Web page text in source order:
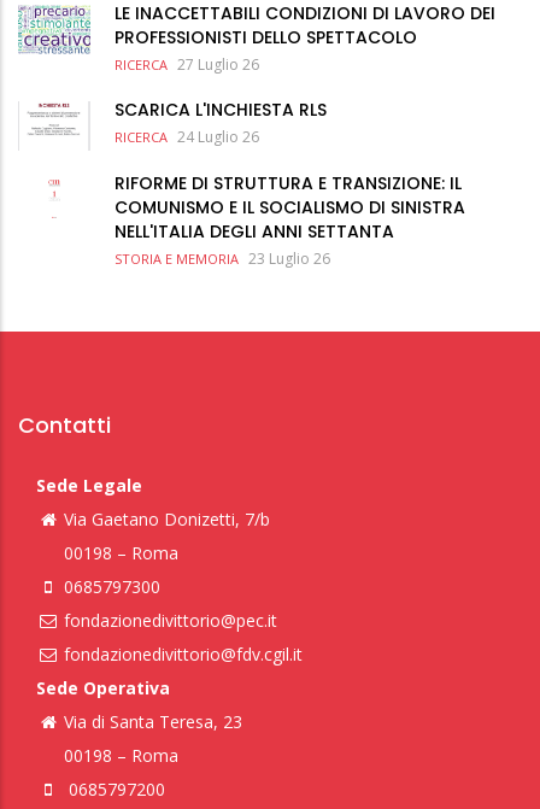
LE INACCETTABILI CONDIZIONI DI LAVORO DEI
PROFESSIONISTI DELLO SPETTACOLO
RICERCA 27 Luglio 26
SCARICA L'INCHIESTA RLS
RICERCA 24 Luglio 26
RIFORME DI STRUTTURA E TRANSIZIONE: IL
COMUNISMO E IL SOCIALISMO DI SINISTRA
NELL'ITALIA DEGLI ANNI SETTANTA
STORIA E MEMORIA 23 Luglio 26
Contatti
Sede Legale
Via Gaetano Donizetti, 7/b
00198 – Roma
0685797300
fondazionedivittorio@pec.it
fondazionedivittorio@fdv.cgil.it
Sede Operativa
Via di Santa Teresa, 23
00198 – Roma
0685797200